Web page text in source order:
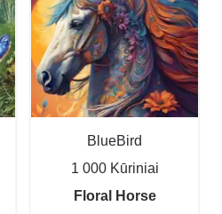
BlueBird
1 000 Kūriniai
Floral Horse